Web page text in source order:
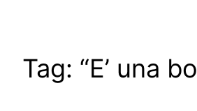
Tag: “E’ una